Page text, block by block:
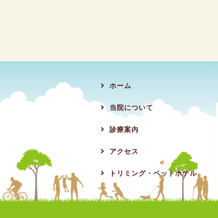
ホーム
当院について
診療案内
アクセス
トリミング・ペットホテル